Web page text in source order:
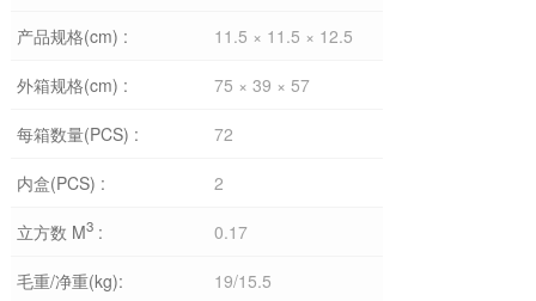
产品规格(cm) : 11.5 × 11.5 × 12.5
外箱规格(cm) : 75 × 39 × 57
每箱数量(PCS) : 72
内盒(PCS) : 2
立方数 M3: 0.17
毛重/净重(kg): 19/15.5